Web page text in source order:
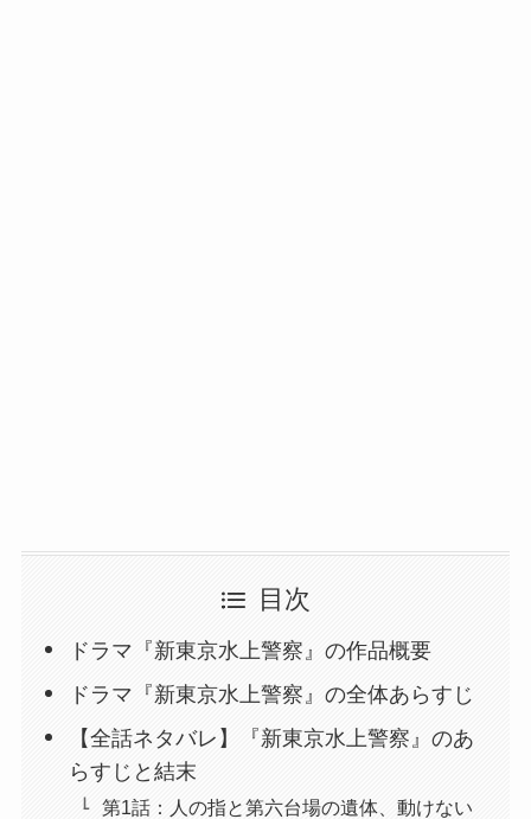
目次
ドラマ『新東京水上警察』の作品概要
ドラマ『新東京水上警察』の全体あらすじ
【全話ネタバレ】『新東京水上警察』のあ
らすじと結末
第1話：人の指と第六台場の遺体、動けない